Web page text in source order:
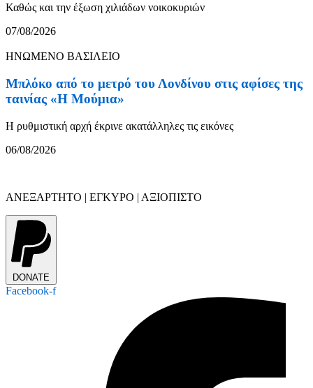
Καθώς και την έξωση χιλιάδων νοικοκυριών
07/08/2026
ΗΝΩΜΕΝΟ ΒΑΣΙΛΕΙΟ
Μπλόκο από το μετρό του Λονδίνου στις αφίσες της
ταινίας «Η Μούμια»
Η ρυθμιστική αρχή έκρινε ακατάλληλες τις εικόνες
06/08/2026
ΑΝΕΞΑΡΤΗΤΟ | ΕΓΚΥΡΟ | ΑΞΙΟΠΙΣΤΟ
DONATE
Facebook-f